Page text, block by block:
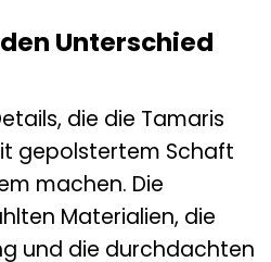
Unterschied
die die Tamaris
gepolstertem Schaft
machen. Die
Materialien, die
und die durchdachten